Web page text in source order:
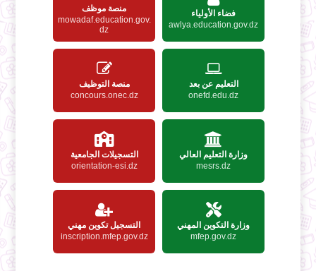
فضاء الأولياء
awlya.education.gov.dz
منصة موظف
mowadaf.education.gov.
dz
التعليم عن بعد
onefd.edu.dz
منصة التوظيف
concours.onec.dz
وزارة التعليم العالي
mesrs.dz
التسجيلات الجامعية
orientation-esi.dz
وزارة التكوين المهني
mfep.gov.dz
التسجيل تكوين مهني
inscription.mfep.gov.dz